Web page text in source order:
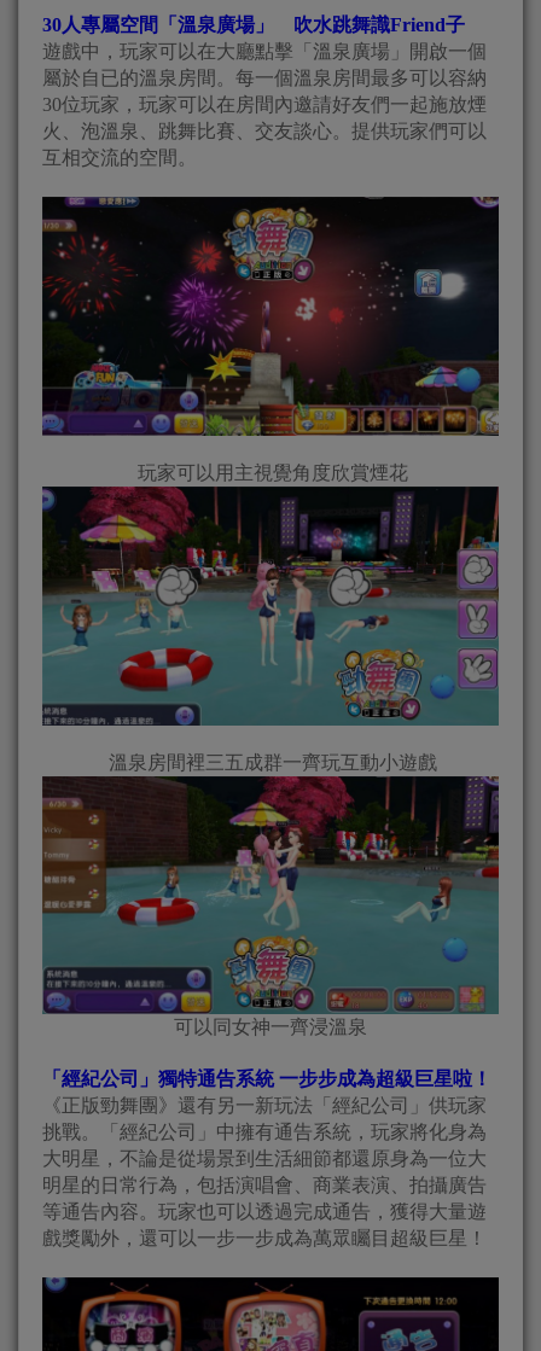
30人專屬空間「溫泉廣場」 吹水跳舞識Friend子
遊戲中，玩家可以在大廳點擊「溫泉廣場」開啟一個
屬於自已的溫泉房間。每一個溫泉房間最多可以容納
30位玩家，玩家可以在房間內邀請好友們一起施放煙
火、泡溫泉、跳舞比賽、交友談心。提供玩家們可以
互相交流的空間。
玩家可以用主視覺角度欣賞煙花
溫泉房間裡三五成群一齊玩互動小遊戲
可以同女神一齊浸溫泉
「經紀公司」獨特通告系統 一步步成為超級巨星啦！
《正版勁舞團》還有另一新玩法「經紀公司」供玩家
挑戰。「經紀公司」中擁有通告系統，玩家將化身為
大明星，不論是從場景到生活細節都還原身為一位大
明星的日常行為，包括演唱會、商業表演、拍攝廣告
等通告內容。玩家也可以透過完成通告，獲得大量遊
戲獎勵外，還可以一步一步成為萬眾矚目超級巨星！